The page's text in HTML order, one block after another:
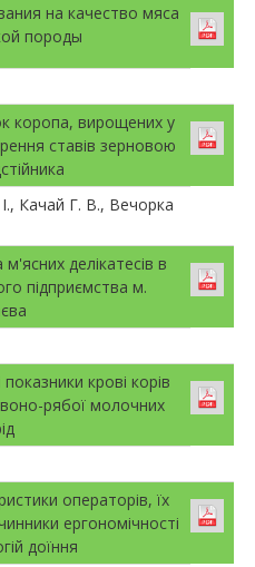
на качество мяса
породы
коропа, вирощених у
ставів зерновою
Качай Г. В., Вечорка
делікатесів в
підприємства м.
крові корів
рябої молочних
операторів, їх
ергономічності
доїння